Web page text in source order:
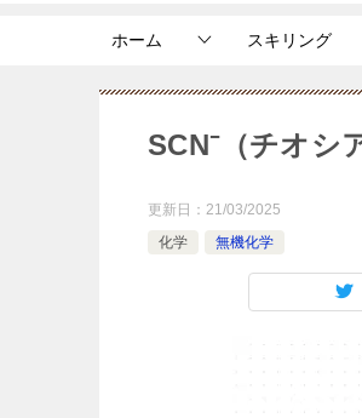
ホーム スキリング
SCN⁻（チオシ
更新日： 21/03/2025
化学
無機化学